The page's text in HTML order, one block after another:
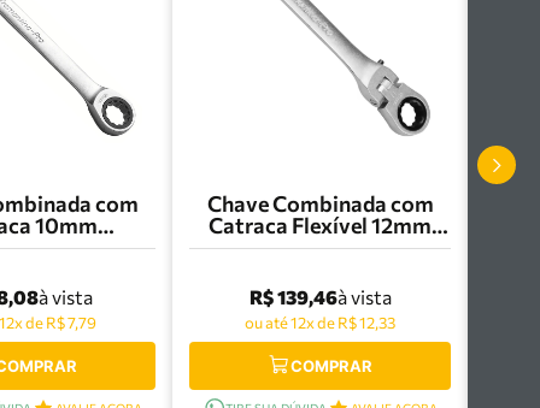
com
10mm
Pro -
à vista
de R$ 7,79
Chave Combinada com
Catraca Flexível 12mm
Tramontina Pro -
R$ 139,46à vista
ou até 12x de R$ 12,33
COMPRAR